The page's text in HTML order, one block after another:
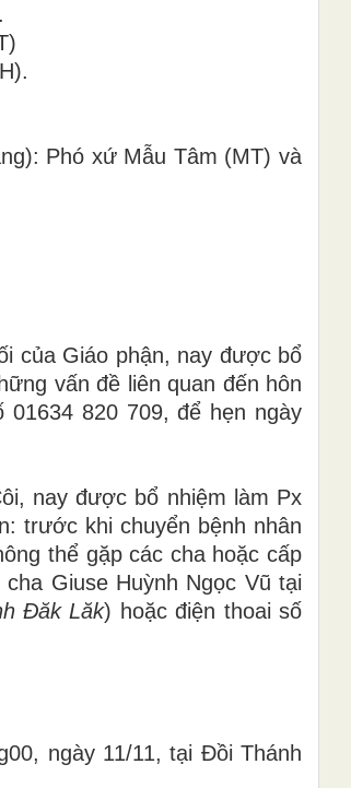
Phó xứ Mẫu Tâm (MT) và
của Giáo phận, nay được bổ
vấn đề liên quan đến hôn
820 709, để hẹn ngày
nay được bổ nhiệm làm Px
trước khi chuyển bệnh nhân
thể gặp các cha hoặc cấp
Giuse Huỳnh Ngọc Vũ tại
Đăk Lăk) hoặc điện thoai số
ngày 11/11, tại Đồi Thánh